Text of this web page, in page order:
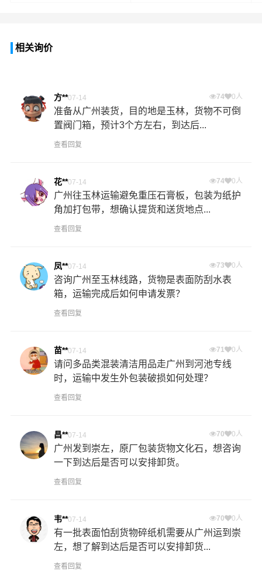
相关询价
方**07-14 74 0人
准备从广州装货，目的地是玉林，货物不可倒
置阀门箱，预计3个方左右，到达后...
查看回复
花**07-14 74 0人
广州往玉林运输避免重压石膏板，包装为纸护
角加打包带，想确认提货和送货地点...
查看回复
凤**07-14 73 0人
咨询广州至玉林线路，货物是表面防刮水表
箱，运输完成后如何申请发票？
查看回复
苗**07-14 71 0人
请问多品类混装清洁用品走广州到河池专线
时，运输中发生外包装破损如何处理？
查看回复
昌**07-14 70 0人
广州发到崇左，原厂包装货物文化石，想咨询
一下到达后是否可以安排卸货。
查看回复
韦**07-14 70 0人
有一批表面怕刮货物碎纸机需要从广州运到崇
左，想了解到达后是否可以安排卸货...
查看回复